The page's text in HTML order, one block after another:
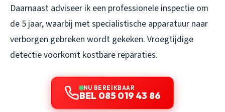
Daarnaast adviseer ik een professionele inspectie om
de 5 jaar, waarbij met specialistische apparatuur naar
verborgen gebreken wordt gekeken. Vroegtijdige
detectie voorkomt kostbare reparaties.
NU BEREIKBAAR
BEL 085 019 43 86